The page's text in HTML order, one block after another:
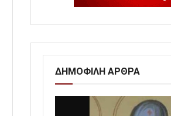
ΔΗΜΟΦΙΛΗ ΑΡΘΡΑ